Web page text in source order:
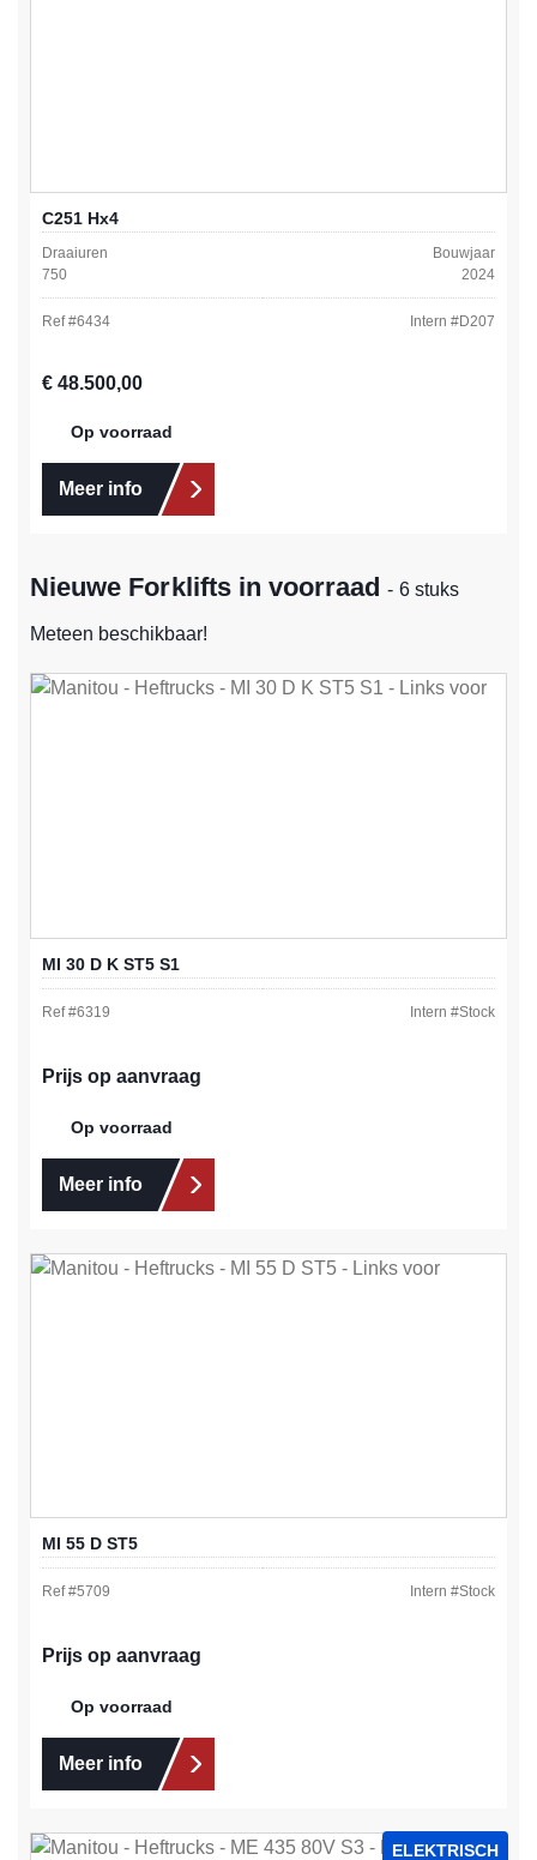
C251 Hx4
Draaiuren
750
Bouwjaar
2024
Ref #6434 Intern #D207
Normale prijs:
€ 48.500,00
Op voorraad
Meer info
Nieuwe Forklifts in voorraad- 6 stuks
Meteen beschikbaar!
MI 30 D K ST5 S1
Ref #6319 Intern #Stock
Prijs op aanvraag
Op voorraad
Meer info
MI 55 D ST5
Ref #5709 Intern #Stock
Prijs op aanvraag
Op voorraad
Meer info
ELEKTRISCH